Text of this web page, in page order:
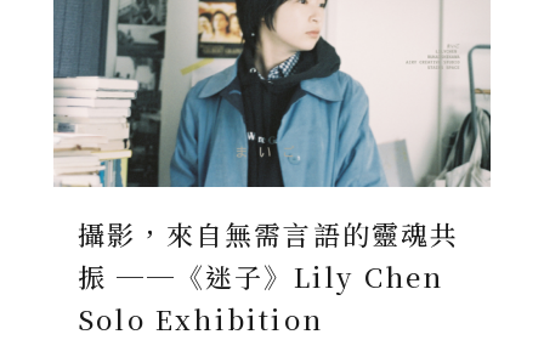
攝影，來自無需言語的靈魂共
振 ──《迷子》Lily Chen
Solo Exhibition